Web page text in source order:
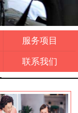
成功案例
实力团队
联系我们
服务项目
联系我们